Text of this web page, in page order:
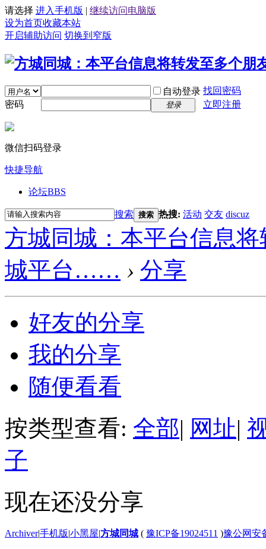
请选择 进入手机版 | 继续访问电脑版
设为首页收藏本站
开启辅助访问 切换到窄版
自动登录 找回密码
密码
登录 立即注册
微信扫码登录
快捷导航
论坛BBS
搜索 搜索 热搜: 活动 交友 discuz
方城同城：本平台信息
城平台…… › 分享
好友的分享
我的分享
随便看看
按类型查看: 全部| 网址|
子
现在还没分享
Archiver|手机版|小黑屋|方城同城 ( 豫ICP备19024511 )豫公网安